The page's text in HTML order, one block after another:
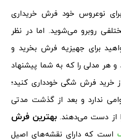
نوعروس خود فرش خریداری
روبرو می‌شوید. اما در نظر
برای جهیزیه فرش بخرید و
هر مدلی را که به شما پیشنهاد
از خرید فرش شگی خودداری کنید؛
ندارد و بعد از گذشت مدتی
از دست می‌دهند. بهترین فرش
است که دارای نقشه‌های اصیل